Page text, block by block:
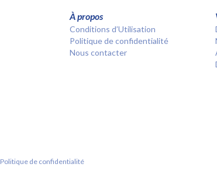
À propos
Conditions d’Utilisation
Politique de confidentialité
Nous contacter
Politique de confidentialité